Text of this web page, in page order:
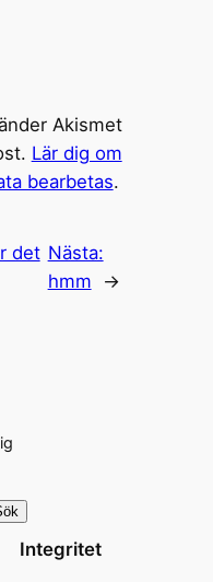
Akismet
Lär dig om
bearbetas.
det Nästa:
hmm
→
Integritet